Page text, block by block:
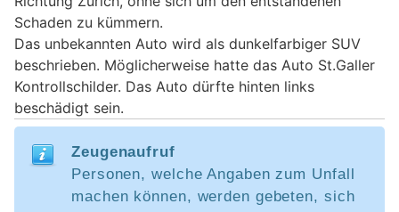
Schaden zu kümmern.
Das unbekannten Auto wird als dunkelfarbiger SUV
beschrieben. Möglicherweise hatte das Auto St.Galler
Kontrollschilder. Das Auto dürfte hinten links
beschädigt sein.
Zeugenaufruf
Personen, welche Angaben zum Unfall
machen können, werden gebeten, sich